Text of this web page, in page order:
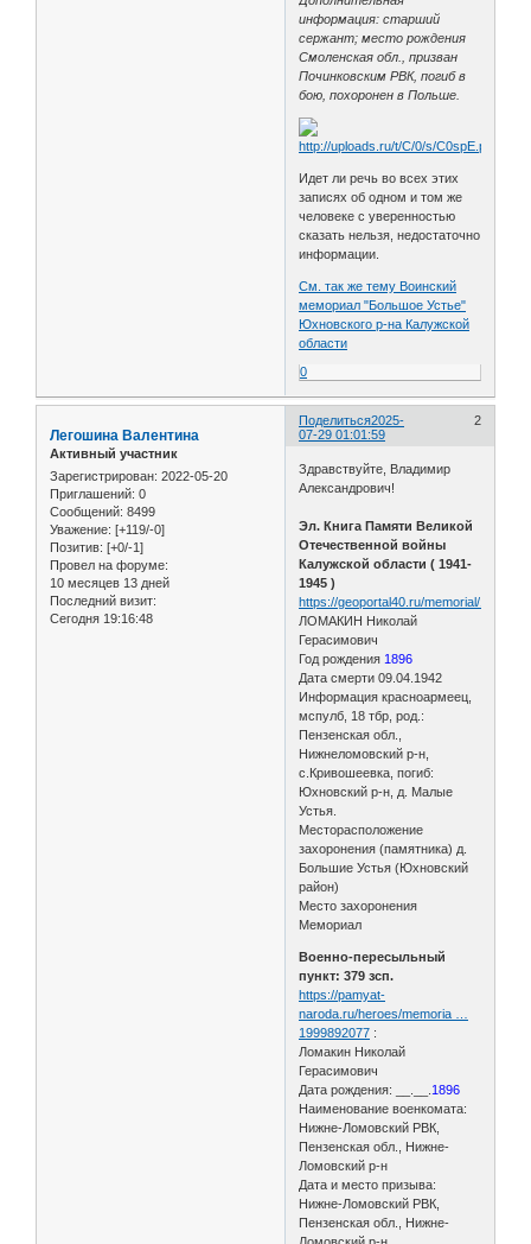
информация: старший
сержант; место рождения
Смоленская обл., призван
Починковским РВК, погиб в
бою, похоронен в Польше.
Идет ли речь во всех этих
записях об одном и том же
человеке с уверенностью
сказать нельзя, недостаточно
информации.
См. так же тему Воинский
мемориал "Большое Устье"
Юхновского р-на Калужской
области
0
Поделиться 2
2025-
07-29 01:01:59
Легошина Валентина
Активный участник
Зарегистрирован: 2022-05-20
Приглашений: 0
Сообщений: 8499
Уважение: [+119/-0]
Позитив: [+0/-1]
Провел на форуме:
10 месяцев 13 дней
Последний визит:
Сегодня 19:16:48
Здравствуйте, Владимир
Александрович!
Эл. Книга Памяти Великой
Отечественной войны
Калужской области ( 1941-
1945 )
https://geoportal40.ru/memorial/194229
ЛОМАКИН Николай
Герасимович
Год рождения 1896
Дата смерти 09.04.1942
Информация красноармеец,
мспулб, 18 тбр, род.:
Пензенская обл.,
Нижнеломовский р‑н,
с.Кривошеевка, погиб:
Юхновский р‑н, д. Малые
Устья.
Месторасположение
захоронения (памятника) д.
Большие Устья (Юхновский
район)
Место захоронения
Мемориал
Военно-пересыльный
пункт: 379 зсп.
https://pamyat-
naroda.ru/heroes/memoria …
1999892077 :
Ломакин Николай
Герасимович
Дата рождения: __.__. 1896
Наименование военкомата:
Нижне-Ломовский РВК,
Пензенская обл., Нижне-
Ломовский р-н
Дата и место призыва:
Нижне-Ломовский РВК,
Пензенская обл., Нижне-